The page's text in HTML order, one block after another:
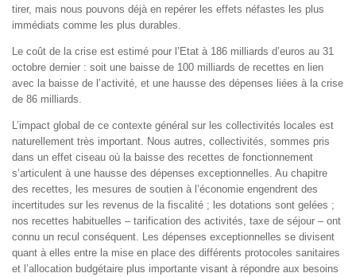
tirer, mais nous pouvons déjà en repérer les effets néfastes les plus
immédiats comme les plus durables.
Le coût de la crise est estimé pour l’Etat à 186 milliards d’euros au 31
octobre dernier : soit une baisse de 100 milliards de recettes en lien
avec la baisse de l’activité, et une hausse des dépenses liées à la crise
de 86 milliards.
L’impact global de ce contexte général sur les collectivités locales est
naturellement très important. Nous autres, collectivités, sommes pris
dans un effet ciseau où la baisse des recettes de fonctionnement
s’articulent à une hausse des dépenses exceptionnelles. Au chapitre
des recettes, les mesures de soutien à l’économie engendrent des
incertitudes sur les revenus de la fiscalité ; les dotations sont gelées ;
nos recettes habituelles – tarification des activités, taxe de séjour – ont
connu un recul conséquent. Les dépenses exceptionnelles se divisent
quant à elles entre la mise en place des différents protocoles sanitaires
et l’allocation budgétaire plus importante visant à répondre aux besoins